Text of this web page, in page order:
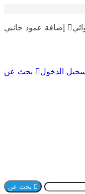
إضافة عمود جانبي
بحث عن الدخول
بحث عن